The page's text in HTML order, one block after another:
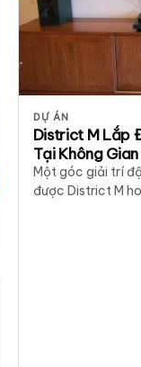
DỰ ÁN
District M Lắp
Tại Không
Một góc giải trí
được District M